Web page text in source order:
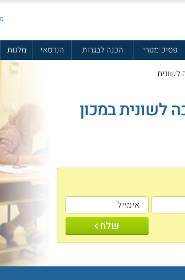
פסיכומטרי הכנה לבגרות הנדסאי מלגות
לשונית
לשונית במכון
שלח